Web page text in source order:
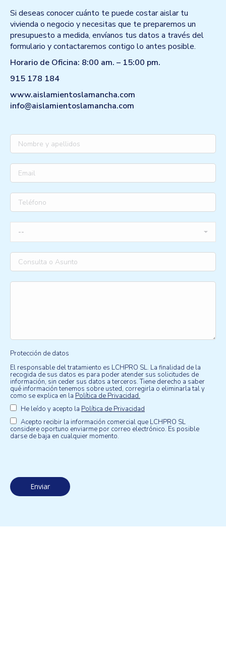
Si deseas conocer cuánto te puede costar aislar tu
vivienda o negocio y necesitas que te preparemos un
presupuesto a medida, envíanos tus datos a través del
formulario y contactaremos contigo lo antes posible.
Horario de Oficina: 8:00 am. – 15:00 pm.
915 178 184
www.aislamientoslamancha.com
info@aislamientoslamancha.com
Protección de datos
El responsable del tratamiento es LCHPRO SL. La finalidad de la
recogida de sus datos es para poder atender sus solicitudes de
información, sin ceder sus datos a terceros. Tiene derecho a saber
qué información tenemos sobre usted, corregirla o eliminarla tal y
como se explica en la Política de Privacidad.
He leído y acepto la Política de Privacidad
Acepto recibir la información comercial que LCHPRO SL
considere oportuno enviarme por correo electrónico. Es posible
darse de baja en cualquier momento.